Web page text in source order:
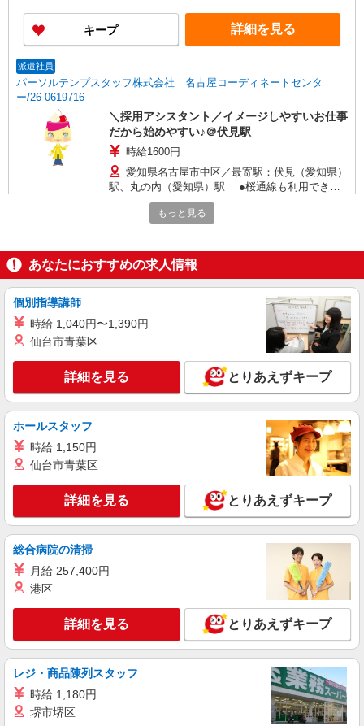
キープ 詳細を見る
派遣社員
パーソルテンプスタッフ株式会社 名古屋コーディネートセンタ
ー/26-0619716
＼採用アシスタント／イメージしやすいお仕事
だから始めやすい♪＠伏見駅
時給1600円
愛知県名古屋市中区／最寄駅：伏見（愛知県）
駅、丸の内（愛知県）駅 ●桜通線も利用できて
派遣社員
パーソルテンプスタッフ株式会社 名古屋コーディネートセンタ
ー/26-0593868
＼採用アシスタント／イメージしやすいお仕事
だから始めやすい♪＠1550円〜
時給1550円〜1600円（経験・能力による） ※
経験に応じて
愛知県名古屋市中区／最寄駅：伏見（愛知県）
駅、丸の内（愛知県）駅 ●桜通線も利用できて
便利♪
キープ 詳細を見る
派遣社員
パーソルテンプスタッフ株式会社 名古屋コーディネートセンタ
ー/26-0629056
［当社スタッフ活躍］健康保険に関する問合せ
対応＋カンタン事務＠栄・久屋
時給1500円 【月収例】時給1500円×7時間×月
21日の場合＝22万500円
愛知県名古屋市中区／最寄駅：栄（愛知県）
駅、久屋大通駅 ※地下鉄名城線「名古屋城」徒
歩6分、鶴舞線「丸の内」徒歩10分
キープ 詳細を見る
派遣社員
パーソルテンプスタッフ株式会社 名古屋コーディネートセンタ
ー/26-0592460
もっと見る
あなたにおすすめの求人情報
個別指導講師
時給 1,040円〜1,390円
仙台市青葉区
詳細を見る とりあえずキープ
ホールスタッフ
時給 1,150円
仙台市青葉区
詳細を見る とりあえずキープ
総合病院の清掃
月給 257,400円
港区
詳細を見る とりあえずキープ
レジ・商品陳列スタッフ
時給 1,180円
堺市堺区